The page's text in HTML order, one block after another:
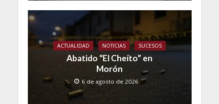
ACTUALIDAD NOTICIAS SUCESOS
Abatido “El Cheíto” en
Morón
6 de agosto de 2026